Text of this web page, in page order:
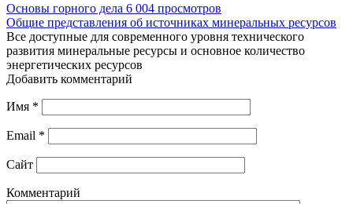
Основы горного дела 6 004 просмотров
Общие представления об источниках минеральных ресурсов
Все доступные для современного уровня технического
развития минеральные ресурсы и основное количество
энергетических ресурсов
Добавить комментарий
Имя *
Email *
Сайт
Комментарий